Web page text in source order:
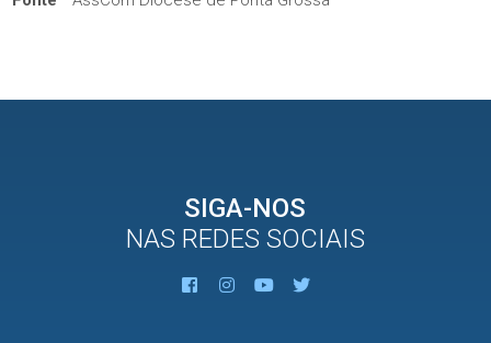
SIGA-NOS
NAS REDES SOCIAIS